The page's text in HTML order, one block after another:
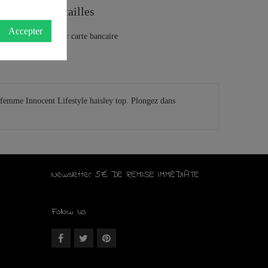
Guide des tailles
Innocent Lifestyle haisley top. Plongez dans
Newsletter 5€ DE REMISE IMMÉDIATE
Follow us
Accepter